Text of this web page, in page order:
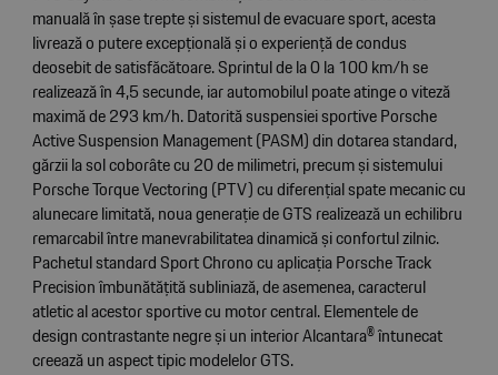
manuală în șase trepte și sistemul de evacuare sport, acesta
livrează o putere excepțională și o experiență de condus
deosebit de satisfăcătoare. Sprintul de la 0 la 100 km/h se
realizează în 4,5 secunde, iar automobilul poate atinge o viteză
maximă de 293 km/h. Datorită suspensiei sportive Porsche
Active Suspension Management (PASM) din dotarea standard,
gărzii la sol coborâte cu 20 de milimetri, precum și sistemului
Porsche Torque Vectoring (PTV) cu diferențial spate mecanic cu
alunecare limitată, noua generație de GTS realizează un echilibru
remarcabil între manevrabilitatea dinamică și confortul zilnic.
Pachetul standard Sport Chrono cu aplicația Porsche Track
Precision îmbunătățită subliniază, de asemenea, caracterul
atletic al acestor sportive cu motor central. Elementele de
design contrastante negre și un interior Alcantara® întunecat
creează un aspect tipic modelelor GTS.